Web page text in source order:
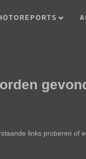
links proberen of